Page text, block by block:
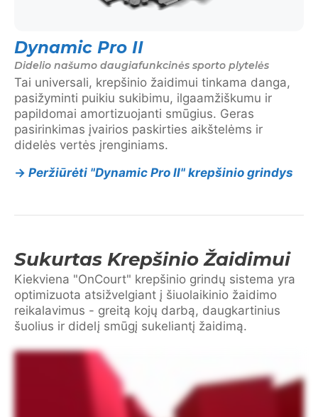
Dynamic Pro II
Didelio našumo daugiafunkcinės sporto plytelės
Tai universali, krepšinio žaidimui tinkama danga,
pasižyminti puikiu sukibimu, ilgaamžiškumu ir
papildomai amortizuojanti smūgius. Geras
pasirinkimas įvairios paskirties aikštelėms ir
didelės vertės įrenginiams.
→ Peržiūrėti "Dynamic Pro II" krepšinio grindys
Sukurtas Krepšinio Žaidimui
Kiekviena "OnCourt" krepšinio grindų sistema yra
optimizuota atsižvelgiant į šiuolaikinio žaidimo
reikalavimus - greitą kojų darbą, daugkartinius
šuolius ir didelį smūgį sukeliantį žaidimą.